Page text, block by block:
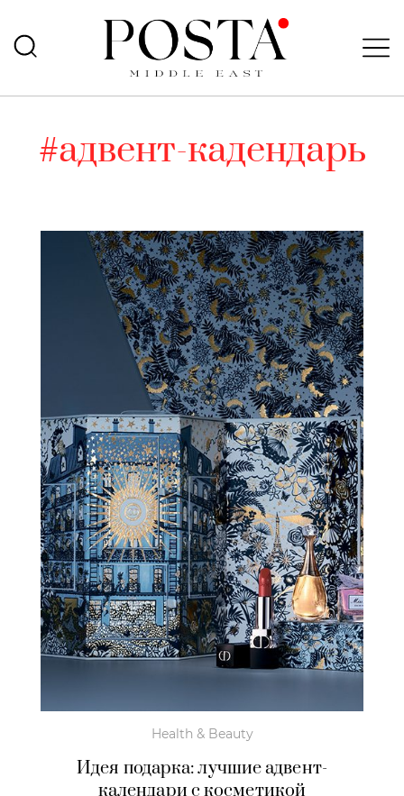
#адвент-кадендарь
Health & Beauty
Идея подарка: лучшие адвент-
календари с косметикой